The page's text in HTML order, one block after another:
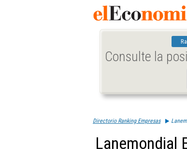
Consulte la
Directorio Ranking Empresas
Lanemondial